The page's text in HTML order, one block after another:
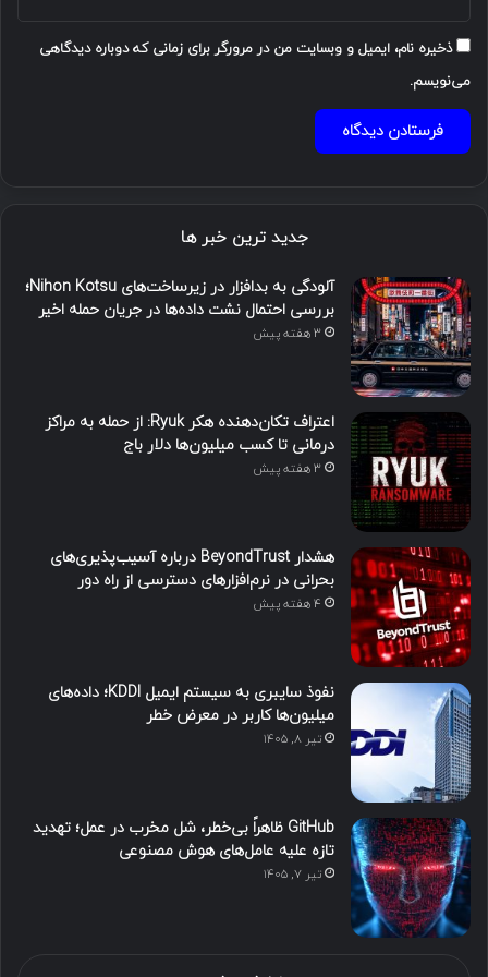
ذخیره نام، ایمیل و وبسایت من در مرورگر برای زمانی که دوباره دیدگاهی
می‌نویسم.
جدید ترین خبر ها
آلودگی به بدافزار در زیرساخت‌های Nihon Kotsu؛
بررسی احتمال نشت داده‌ها در جریان حمله اخیر
3 هفته پیش
اعتراف تکان‌دهنده هکر Ryuk: از حمله به مراکز
درمانی تا کسب میلیون‌ها دلار باج
3 هفته پیش
هشدار BeyondTrust درباره آسیب‌پذیری‌های
بحرانی در نرم‌افزارهای دسترسی از راه دور
4 هفته پیش
نفوذ سایبری به سیستم ایمیل KDDI؛ داده‌های
میلیون‌ها کاربر در معرض خطر
تیر ۸, ۱۴۰۵
GitHub ظاهراً بی‌خطر، شل مخرب در عمل؛ تهدید
تازه علیه عامل‌های هوش مصنوعی
تیر ۷, ۱۴۰۵